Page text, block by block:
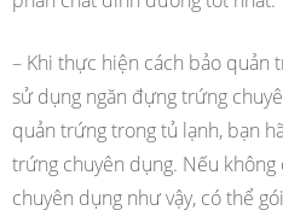
– Khi thực hiện cách bảo quản
sử dụng ngăn đựng trứng
quản trứng trong tủ lạnh, bạn
trứng chuyên dụng. Nếu
chuyên dụng như vậy, có thể